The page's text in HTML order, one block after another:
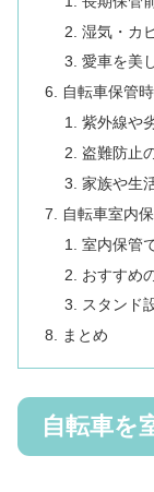
湿気・カ
愛車を美
自転車保管
紫外線や
盗難防止
家族や生
自転車室内
室内保管
おすすめ
スタンド
まとめ
自転車を